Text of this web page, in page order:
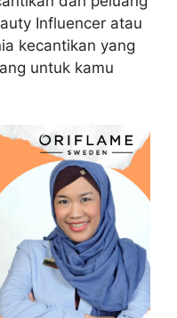
Influencer atau
kecantikan yang
untuk kamu